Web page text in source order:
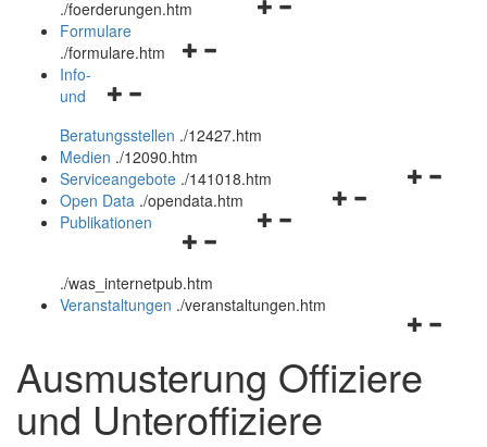
Navigationsmenü
./foerderungen.htm
Navigationsmenü
Formulare
./formulare.htm
Navigationsmenü
und
schließen
Info-
und
Beratungsstellen ./12427.htm
Medien ./12090.htm
Navigationsmenü
Serviceangebote ./141018.htm
Navigationsmenü
Open Data ./opendata.htm
Navigationsmenü
und
schließen
Publikationen
./was_internetpub.htm
und
schließen
Veranstaltungen ./veranstaltungen.htm
Ausmusterung Offiziere
und Unteroffiziere